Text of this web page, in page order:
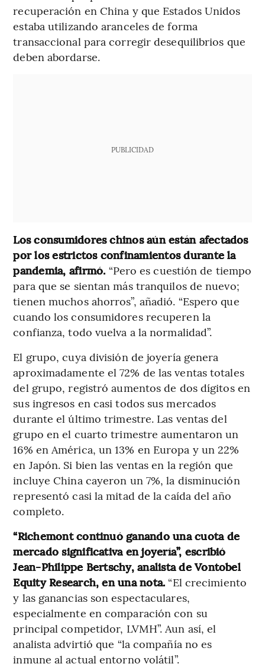
recuperación en China y que Estados Unidos
estaba utilizando aranceles de forma
transaccional para corregir desequilibrios que
deben abordarse.
PUBLICIDAD
Los consumidores chinos aún están afectados
por los estrictos confinamientos durante la
pandemia, afirmó. “Pero es cuestión de tiempo
para que se sientan más tranquilos de nuevo;
tienen muchos ahorros”, añadió. “Espero que
cuando los consumidores recuperen la
confianza, todo vuelva a la normalidad”.
El grupo, cuya división de joyería genera
aproximadamente el 72% de las ventas totales
del grupo, registró aumentos de dos dígitos en
sus ingresos en casi todos sus mercados
durante el último trimestre. Las ventas del
grupo en el cuarto trimestre aumentaron un
16% en América, un 13% en Europa y un 22%
en Japón. Si bien las ventas en la región que
incluye China cayeron un 7%, la disminución
representó casi la mitad de la caída del año
completo.
“Richemont continuó ganando una cuota de
mercado significativa en joyería”, escribió
Jean-Philippe Bertschy, analista de Vontobel
Equity Research, en una nota. “El crecimiento
y las ganancias son espectaculares,
especialmente en comparación con su
principal competidor, LVMH”. Aun así, el
analista advirtió que “la compañía no es
inmune al actual entorno volátil”.